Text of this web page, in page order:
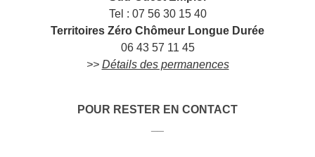
Tel : 07 56 30 15 40
Territoires Zéro Chômeur Longue Durée
06 43 57 11 45
>> Détails des permanences
POUR RESTER EN CONTACT